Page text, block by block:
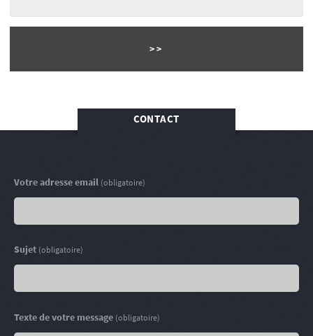
CONTACT
Votre adresse email (obligatoire)
Sujet (obligatoire)
Texte de votre message (obligatoire)